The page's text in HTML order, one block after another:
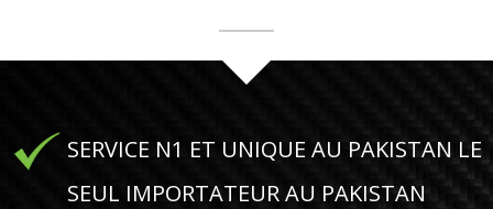
SERVICE N1 ET UNIQUE AU PAKISTAN LE
SEUL IMPORTATEUR AU PAKISTAN